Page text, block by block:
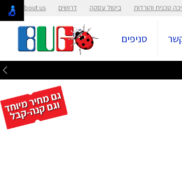
טכנית והורדות ביטול עסקה דרושים About us
סניפים